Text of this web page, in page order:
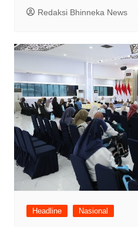
Redaksi Bhinneka News
Headline Nasional